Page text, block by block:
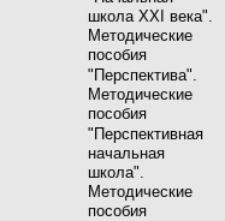
школа XXI века".
Методические
пособия
"Перспектива".
Методические
пособия
"Перспективная
начальная
школа".
Методические
пособия